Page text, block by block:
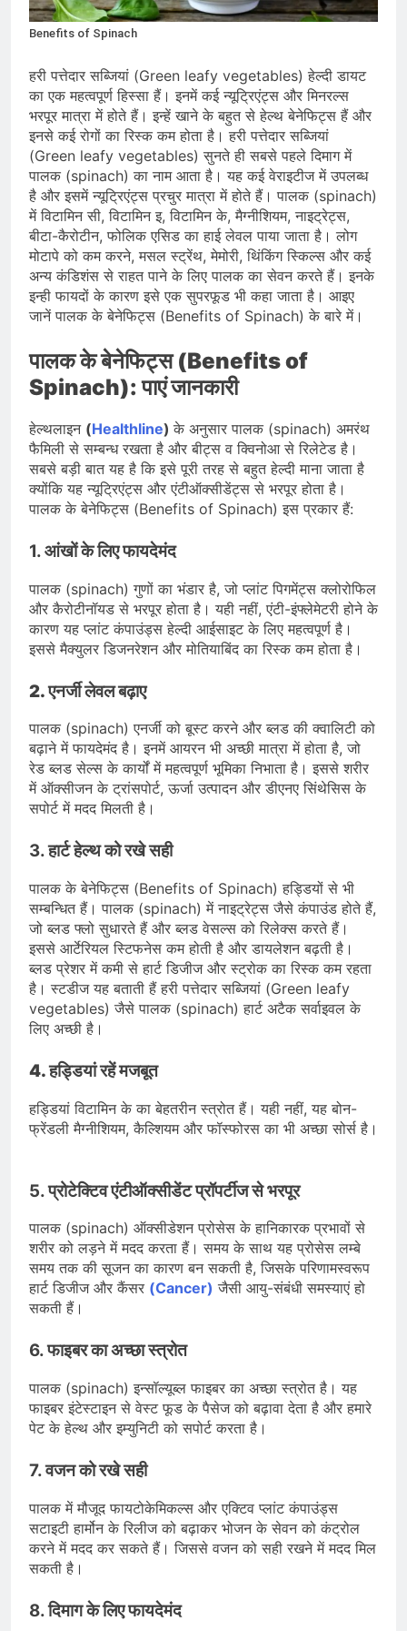
भारत ने 39 पदकों के साथ अभियान चौथे
स्थान पर समाप्त किया
August 8, 2026
तिरंगा’ अभियान और सांस्कृतिक कार्यक्रमों की
तैयारियाँ तेज़
August 7, 2026
IMD ने कई राज्यों में भारी बारिश और बाढ़ की
चेतावनी जारी की, उत्तर भारत और पूर्वोत्तर में
हाई अलर्ट
August 7, 2026
Benefits of Spinach
हरी पत्तेदार सब्जियां (Green leafy vegetables) हेल्दी डायट
का एक महत्वपूर्ण हिस्सा हैं। इनमें कई न्यूट्रिएंट्स और मिनरल्स
भरपूर मात्रा में होते हैं। इन्हें खाने के बहुत से हेल्थ बेनेफिट्स हैं और
इनसे कई रोगों का रिस्क कम होता है। हरी पत्तेदार सब्जियां
(Green leafy vegetables) सुनते ही सबसे पहले दिमाग में
पालक (spinach) का नाम आता है। यह कई वेराइटीज में उपलब्ध
है और इसमें न्यूट्रिएंट्स प्रचुर मात्रा में होते हैं। पालक (spinach)
में विटामिन सी, विटामिन इ, विटामिन के, मैग्नीशियम, नाइट्रेट्स,
बीटा-कैरोटीन, फोलिक एसिड का हाई लेवल पाया जाता है। लोग
मोटापे को कम करने, मसल स्ट्रेंथ, मेमोरी, थिंकिंग स्किल्स और कई
अन्य कंडिशंस से राहत पाने के लिए पालक का सेवन करते हैं। इनके
इन्ही फायदों के कारण इसे एक सुपरफूड भी कहा जाता है। आइए
जानें पालक के बेनेफिट्स (Benefits of Spinach) के बारे में।
पालक के बेनेफिट्स (Benefits of
Spinach): पाएं जानकारी
हेल्थलाइन (Healthline)के अनुसार पालक (spinach) अमरंथ
फैमिली से सम्बन्ध रखता है और बीट्स व क्विनोआ से रिलेटेड है।
सबसे बड़ी बात यह है कि इसे पूरी तरह से बहुत हेल्दी माना जाता है
क्योंकि यह न्यूट्रिएंट्स और एंटीऑक्सीडेंट्स से भरपूर होता है।
पालक के बेनेफिट्स (Benefits of Spinach) इस प्रकार हैं:
1.आंखों के लिए फायदेमंद
पालक (spinach) गुणों का भंडार है, जो प्लांट पिगमेंट्स क्लोरोफिल
और कैरोटीनॉयड से भरपूर होता है। यही नहीं, एंटी-इंफ्लेमेटरी होने के
कारण यह प्लांट कंपाउंड्स हेल्दी आईसाइट के लिए महत्वपूर्ण है।
इससे मैक्युलर डिजनरेशन और मोतियाबिंद का रिस्क कम होता है।
2. एनर्जी लेवल बढ़ाए
पालक (spinach) एनर्जी को बूस्ट करने और ब्लड की क्वालिटी को
बढ़ाने में फायदेमंद है। इनमें आयरन भी अच्छी मात्रा में होता है, जो
रेड ब्लड सेल्स के कार्यों में महत्वपूर्ण भूमिका निभाता है। इससे शरीर
में ऑक्सीजन के ट्रांसपोर्ट, ऊर्जा उत्पादन और डीएनए सिंथेसिस के
सपोर्ट में मदद मिलती है।
3.हार्ट हेल्थ को रखे सही
पालक के बेनेफिट्स (Benefits of Spinach) हड्डियों से भी
सम्बन्धित हैं। पालक (spinach) में नाइट्रेट्स जैसे कंपाउंड होते हैं,
जो ब्लड फ्लो सुधारते हैं और ब्लड वेसल्स को रिलेक्स करते हैं।
इससे आर्टेरियल स्टिफनेस कम होती है और डायलेशन बढ़ती है।
ब्लड प्रेशर में कमी से हार्ट डिजीज और स्ट्रोक का रिस्क कम रहता
है। स्टडीज यह बताती हैं हरी पत्तेदार सब्जियां (Green leafy
vegetables) जैसे पालक (spinach) हार्ट अटैक सर्वाइवल के
लिए अच्छी है।
4. हड्डियां रहें मजबूत
हड्डियां विटामिन के का बेहतरीन स्त्रोत हैं। यही नहीं, यह बोन-
फ्रेंडली मैग्नीशियम, कैल्शियम और फॉस्फोरस का भी अच्छा सोर्स है।
5.प्रोटेक्टिव एंटीऑक्सीडेंट प्रॉपर्टीज से भरपूर
पालक (spinach) ऑक्सीडेशन प्रोसेस के हानिकारक प्रभावों से
शरीर को लड़ने में मदद करता हैं। समय के साथ यह प्रोसेस लम्बे
समय तक की सूजन का कारण बन सकती है, जिसके परिणामस्वरूप
हार्ट डिजीज और कैंसर (Cancer) जैसी आयु-संबंधी समस्याएं हो
सकती हैं।
6.फाइबर का अच्छा स्त्रोत
पालक (spinach) इन्सॉल्यूब्ल फाइबर का अच्छा स्त्रोत है। यह
फाइबर इंटेस्टाइन से वेस्ट फूड के पैसेज को बढ़ावा देता है और हमारे
पेट के हेल्थ और इम्युनिटी को सपोर्ट करता है।
7.वजन को रखे सही
पालक में मौजूद फायटोकेमिकल्स और एक्टिव प्लांट कंपाउंड्स
सटाइटी हार्मोन के रिलीज को बढ़ाकर भोजन के सेवन को कंट्रोल
करने में मदद कर सकते हैं। जिससे वजन को सही रखने में मदद मिल
सकती है।
8.दिमाग के लिए फायदेमंद